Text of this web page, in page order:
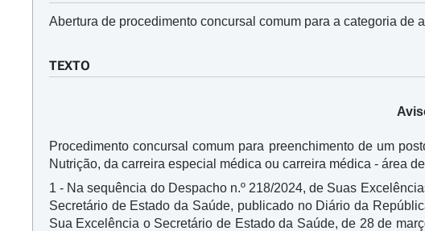
Abertura de procedimento concursal comum para a categoria
TEXTO
Procedimento concursal comum para preenchimento de um
Nutrição, da carreira especial médica ou carreira médica - área
1 - Na sequência do Despacho n.º 218/2024, de Suas
Secretário de Estado da Saúde, publicado no Diário da
Sua Excelência o Secretário de Estado da Saúde, de 28 de